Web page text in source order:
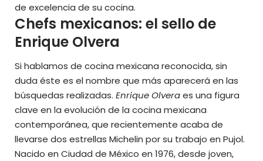
de excelencia de su cocina.
Chefs mexicanos: el sello de
Enrique Olvera
Si hablamos de cocina mexicana reconocida, sin
duda éste es el nombre que más aparecerá en las
búsquedas realizadas. Enrique Olveraes una figura
clave en la evolución de la cocina mexicana
contemporánea, que recientemente acaba de
llevarse dos estrellas Michelin por su trabajo en Pujol.
Nacido en Ciudad de México en 1976, desde joven,